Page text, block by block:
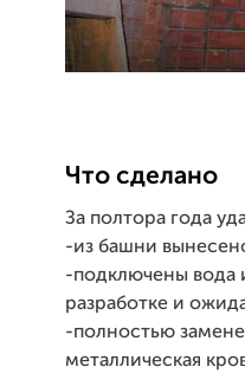
Что сделано
За полтора года
-из башни
-подключены вода
разработке и
-полностью
металлическая